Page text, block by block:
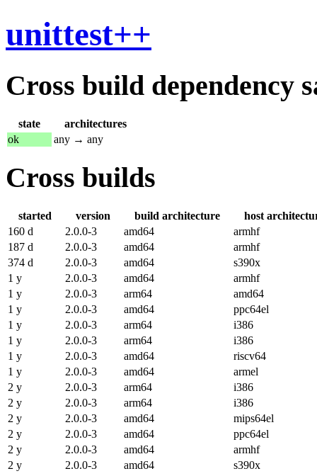
unittest++
Cross build dependency
state
architectures
ok
any → any
Cross builds
started version build architecture
host
160 d
2.0.0-3 amd64
armhf
187 d
2.0.0-3 amd64
armhf
374 d
2.0.0-3 amd64
s390x
1 y
2.0.0-3 amd64
armhf
1 y
2.0.0-3 arm64
amd64
1 y
2.0.0-3 amd64
ppc64el
1 y
2.0.0-3 arm64
i386
1 y
2.0.0-3 arm64
i386
1 y
2.0.0-3 amd64
riscv64
1 y
2.0.0-3 amd64
armel
2 y
2.0.0-3 arm64
i386
2 y
2.0.0-3 arm64
i386
2 y
2.0.0-3 amd64
mips64el
2 y
2.0.0-3 amd64
ppc64el
2 y
2.0.0-3 amd64
armhf
2 y
2.0.0-3 amd64
s390x